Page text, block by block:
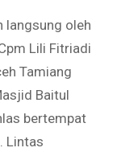
langsung oleh
Lili Fitriadi
Tamiang
Baitul
bertempat
Lintas